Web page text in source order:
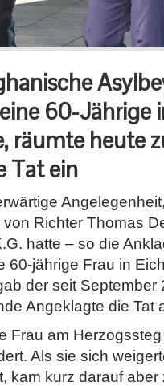
60-Jährige
räumte heute
Tat ein
Richter Thomas
hatte – so die
60-jährige Frau in
der seit September
Angeklagte die Tat
Frau am
Als sie sich
kam kurz darauf aber